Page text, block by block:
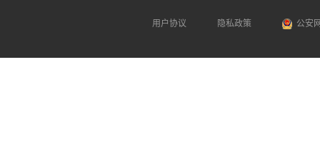
用户协议 隐私政策 公安